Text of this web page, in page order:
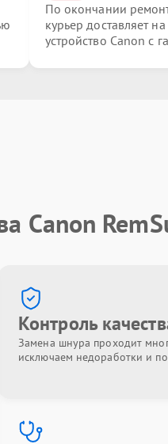
По окончании
курьер доставляет
устройство Canon с
Canon
Контроль
Замена шнура проходит
исключаем недоработки и